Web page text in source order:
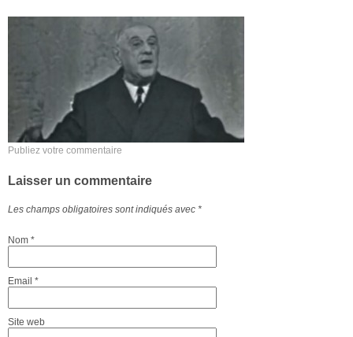
Publiez votre commentaire
Laisser un commentaire
Les champs obligatoires sont indiqués avec *
Nom *
Email *
Site web